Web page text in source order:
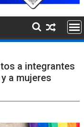
a integrantes
a mujeres